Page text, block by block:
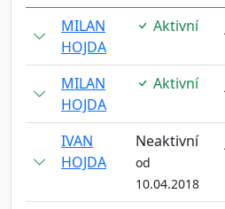
MILAN
HOJDA
Aktivní
MILAN
HOJDA
Aktivní
IVAN
HOJDA
Neaktivní
od
10.04.2018